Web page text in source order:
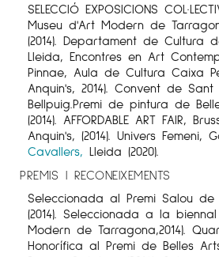
SELECCIÓ EXPOSICIONS
Museu d'Art Modern de
(2014). Departament de Cultura
Lleida, Encontres en Art
Pinnae, Aula de Cultura Caixa
Anquin's, 2014). Convent de
Bellpuig.Premi de pintura de
(2014). AFFORDABLE ART FAIR,
Anquin's, (2014). Univers Femeni,
Cavallers, Lleida (2020).
PREMIS I RECONEIXEMENTS
Seleccionada al Premi Salou
(2014). Seleccionada a la
Modern de Tarragona,2014).
Honorífica al Premi de Belles